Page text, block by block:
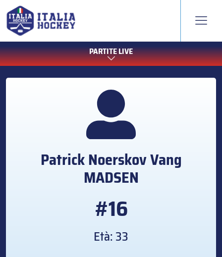
PARTITE LIVE
Patrick Noerskov Vang
MADSEN
#16
Età: 33